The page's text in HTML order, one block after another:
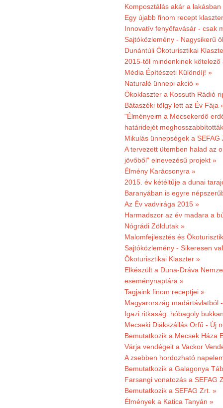
Komposztálás akár a lakásban
Egy újabb finom recept
Innovatív fenyőfavásár - csak
Sajtóközlemény - Nagysikerű
Dunántúli Ökoturisztikai
2015-től mindenkinek
Média Építészeti Különdíj! »
Naturalé ünnepi akció »
Ökoklaszter a Kossuth Rádió
Bátaszéki tölgy lett az Év Fája
"Élményeim a Mecsekerdő
határidejét
Mikulás ünnepségek a SEFAG
A tervezett ütemben halad az
jövőből” elnevezésű projekt »
Élmény Karácsonyra »
2015. év kétéltűje a dunai
Baranyában is egyre
Az Év vadvirága 2015 »
Harmadszor az év madara a
Nógrádi Zöldutak »
Malomfejlesztés és
Sajtóközlemény - Sikeresen
Ökoturisztikai Klaszter »
Elkészült a Duna-Dráva
eseménynaptára »
Tagjaink finom receptjei »
Magyarország madártávlatból
Igazi ritkaság: hóbagoly
Mecseki Diákszállás Orfű - Új
Bemutatkozik a Mecsek Háza
Várja vendégeit a Vackor
A zsebben hordozható
Bemutatkozik a Galagonya
Farsangi vonatozás a SEFAG
Bemutatkozik a SEFAG Zrt. »
Élmények a Katica Tanyán »